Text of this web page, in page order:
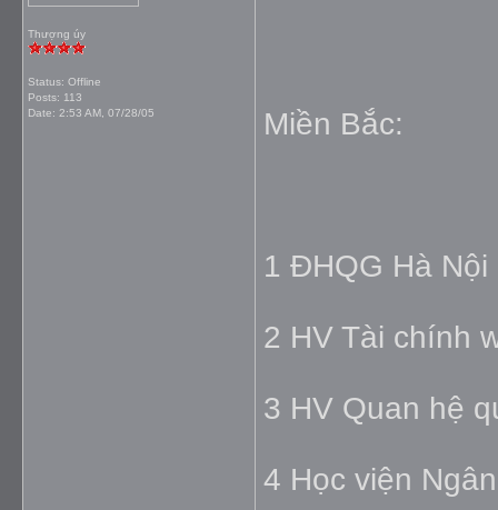
Thượng úy
Status: Offline
Posts: 113
Date: 2:53 AM, 07/28/05 Miền Bắc:
1 ĐHQG Hà Nội
2 HV Tài chính
3 HV Quan hệ
4 Học viện